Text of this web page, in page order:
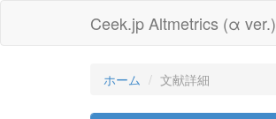
Ceek.jp Altmetrics (α ver.)
ホーム 文献詳細